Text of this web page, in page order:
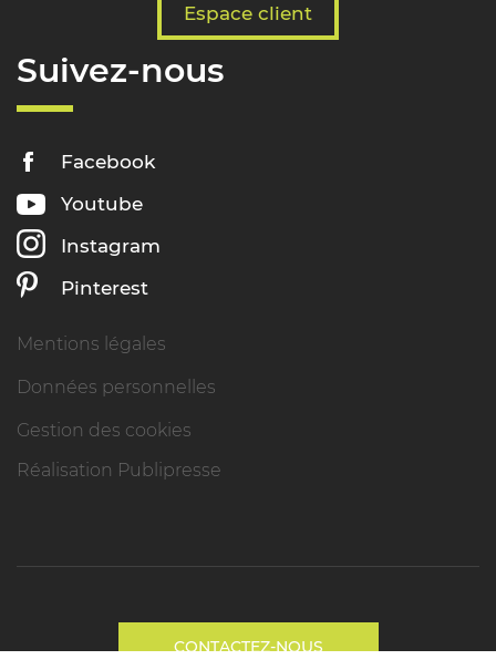
Espace client
Suivez-nous
Facebook
Youtube
Instagram
Pinterest
Mentions légales
Données personnelles
Gestion des cookies
Réalisation Publipresse
CONTACTEZ-NOUS